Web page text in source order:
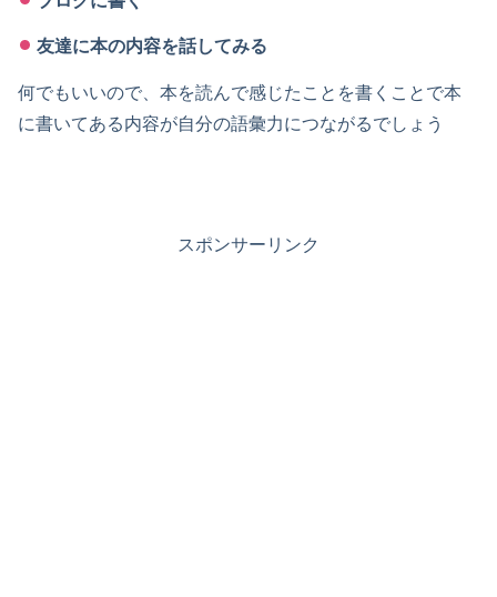
友達に本の内容を話してみる
何でもいいので、本を読んで感じたことを書くことで本
に書いてある内容が自分の語彙力につながるでしょう
スポンサーリンク